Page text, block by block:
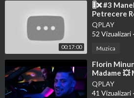
https://
riginal
🌿 ER STUDIO EDIT
♫ Hope you enjoyed.
► Send your song or video that does
💠 djraulmusicvip@gmail.com
00:17:00
⁣🎚️❌ #3
Petrecere
QPLAY
52 Vizualizari ·
Muzica
⁣Florin
Madame 💥
QPLAY
41 Vizualizari ·